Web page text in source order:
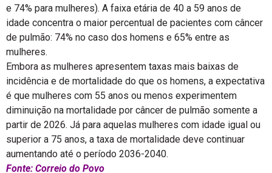
e 74% para mulheres). A faixa etária de 40 a 59 anos de
idade concentra o maior percentual de pacientes com câncer
de pulmão: 74% no caso dos homens e 65% entre as
mulheres.
Embora as mulheres apresentem taxas mais baixas de
incidência e de mortalidade do que os homens, a expectativa
é que mulheres com 55 anos ou menos experimentem
diminuição na mortalidade por câncer de pulmão somente a
partir de 2026. Já para aquelas mulheres com idade igual ou
superior a 75 anos, a taxa de mortalidade deve continuar
aumentando até o período 2036-2040.
Fonte: Correio do Povo